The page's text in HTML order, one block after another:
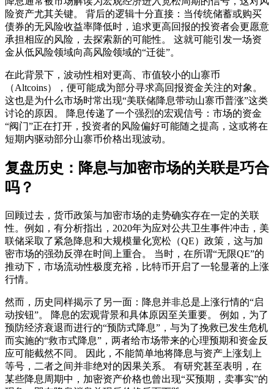
险资产尤其关键。 背后的逻辑十分直接：当传统储蓄或购买
债券的无风险收益率降低时，追求更高回报的投资者会更愿意
承担相应的风险，去探索新的可能性。 这就可能引发一场资
金从低风险领域向高风险领域的“迁徙”。
在此背景下，波动性相对更高、市值较小的山寨币
（Altcoins），便可能成为部分寻求高回报资金关注的对象。
这也是为什么市场时常出现“美联储降息带动山寨币普涨”这类
讨论的原因。 降息传递了一个强烈的宏观信号：市场的资金
“阀门”正在打开，投资者的风险偏好可能随之提高，这或将在
短期内驱动部分山寨币价格出现波动。
复盘历史：降息与加密市场的关联是巧合
吗？
回顾过去，货币政策与加密市场的走势确实存在一定的关联
性。例如，有分析指出，2020年为应对公共卫生事件冲击，美
联储采取了紧急降息和大规模量化宽松（QE）政策，这与加
密市场的强劲反弹在时间上重合。 当时，在所谓“无限QE”的
推动下，市场流动性极度充裕，比特币开启了一轮显著的上涨
行情。
然而，历史同样揭示了另一面：降息并非总是上涨行情的“启
动按钮”。 降息的宏观背景和具体原因至关重要。 例如，为了
预防经济衰退而进行的“预防式降息”，与为了挽救已发生危机
而实施的“救市式降息”，两者给市场带来的心理预期和资金反
应可能截然不同。 因此，不能简单地将降息与资产上涨划上
等号，二者之间并非绝对的因果关系。 有研究甚至表明，在
某些降息周期中，加密资产价格也曾出现“买预期，卖事实”的